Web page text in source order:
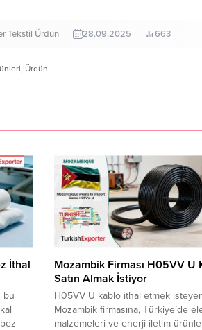
Tekstil Ürdün 28.09.2025 663
, Ürdün
İthal
bu
Mozambik Firması H05VV U
Satın Almak İstiyor
H05VV U kablo ithal etmek
Mozambik firmasına, Türkiye’de
malzemeleri ve enerji iletim